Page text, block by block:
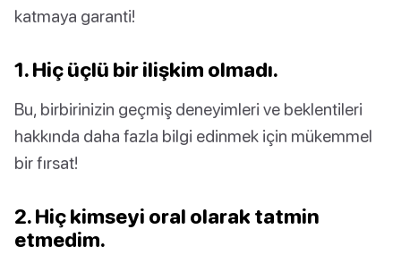
katmaya garanti!
1. Hiç üçlü bir ilişkim olmadı.
Bu, birbirinizin geçmiş deneyimleri ve beklentileri
hakkında daha fazla bilgi edinmek için mükemmel
bir fırsat!
2. Hiç kimseyi oral olarak tatmin
etmedim.